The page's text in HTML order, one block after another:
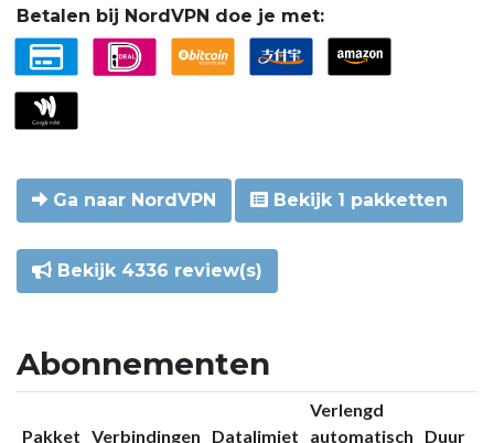
Betalen bij NordVPN doe je met:
Ga naar NordVPN Bekijk 1 pakketten
Bekijk 4336 review(s)
Abonnementen
Pakket Verbindingen Datalimiet
Verlengd
automatisch
Duur